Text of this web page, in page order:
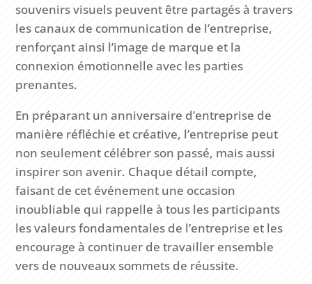
souvenirs visuels peuvent être partagés à travers
les canaux de communication de l’entreprise,
renforçant ainsi l’image de marque et la
connexion émotionnelle avec les parties
prenantes.
En préparant un anniversaire d’entreprise de
manière réfléchie et créative, l’entreprise peut
non seulement célébrer son passé, mais aussi
inspirer son avenir. Chaque détail compte,
faisant de cet événement une occasion
inoubliable qui rappelle à tous les participants
les valeurs fondamentales de l’entreprise et les
encourage à continuer de travailler ensemble
vers de nouveaux sommets de réussite.